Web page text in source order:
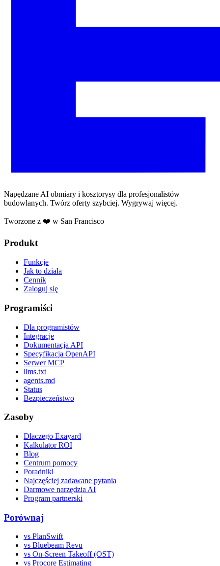
Napędzane AI obmiary i kosztorysy dla profesjonalistów
budowlanych. Twórz oferty szybciej. Wygrywaj więcej.
Tworzone z ❤️ w San Francisco
Produkt
Funkcje
Jak to działa
Cennik
Zaloguj się
Programiści
Dla programistów
Integracje
Dokumentacja API
Specyfikacja OpenAPI
Serwer MCP
llms.txt
agents.md
Status
Bezpieczeństwo
Zasoby
Dlaczego Exayard
Kalkulator ROI
Blog
Centrum pomocy
Poradniki
Najczęściej zadawane pytania
Darmowe narzędzia AI
Program partnerski
Porównaj
vs PlanSwift
vs Bluebeam Revu
vs On-Screen Takeoff (OST)
vs Procore Estimating